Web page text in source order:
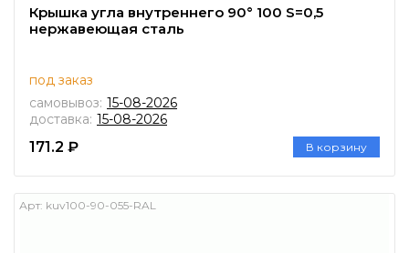
Крышка угла внутреннего 90° 100 S=0,5
нержавеющая сталь
под заказ
самовывоз: 15-08-2026
доставка: 15-08-2026
171.2 ₽ В корзину
Арт: kuv100-90-055-RAL